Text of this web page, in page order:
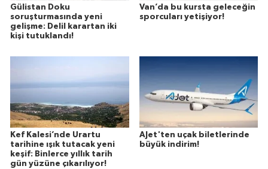
Gülistan Doku
soruşturmasında yeni
gelişme: Delil karartan iki
kişi tutuklandı!
Van’da bu kursta geleceğin
sporcuları yetişiyor!
Kef Kalesi’nde Urartu
tarihine ışık tutacak yeni
keşif: Binlerce yıllık tarih
gün yüzüne çıkarılıyor!
AJet'ten uçak biletlerinde
büyük indirim!